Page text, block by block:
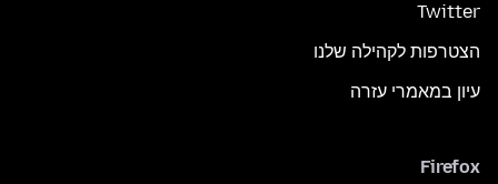
Twitter
הצטרפות לקהילה שלנו
עיון במאמרי עזרה
Firefox